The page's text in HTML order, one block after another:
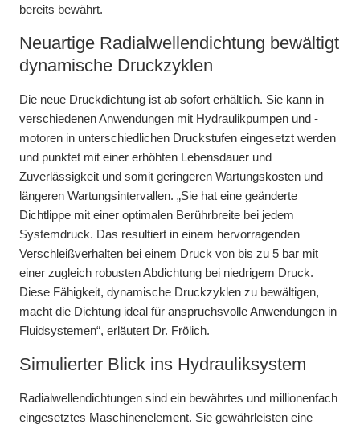
bereits bewährt.
Neuartige Radialwellendichtung bewältigt
dynamische Druckzyklen
Die neue Druckdichtung ist ab sofort erhältlich. Sie kann in
verschiedenen Anwendungen mit Hydraulikpumpen und -
motoren in unterschiedlichen Druckstufen eingesetzt werden
und punktet mit einer erhöhten Lebensdauer und
Zuverlässigkeit und somit geringeren Wartungskosten und
längeren Wartungsintervallen. „Sie hat eine geänderte
Dichtlippe mit einer optimalen Berührbreite bei jedem
Systemdruck. Das resultiert in einem hervorragenden
Verschleißverhalten bei einem Druck von bis zu 5 bar mit
einer zugleich robusten Abdichtung bei niedrigem Druck.
Diese Fähigkeit, dynamische Druckzyklen zu bewältigen,
macht die Dichtung ideal für anspruchsvolle Anwendungen in
Fluidsystemen“, erläutert Dr. Frölich.
Simulierter Blick ins Hydrauliksystem
Radialwellendichtungen sind ein bewährtes und millionenfach
eingesetztes Maschinenelement. Sie gewährleisten eine